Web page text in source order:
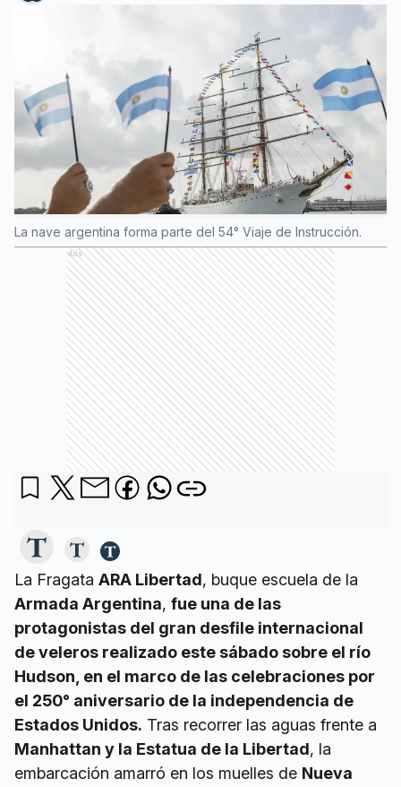
La nave argentina forma parte del 54° Viaje de Instrucción.
Ads
La Fragata ARA Libertad, buque escuela de la
Armada Argentina, fue una de las
protagonistas del gran desfile internacional
de veleros realizado este sábado sobre el río
Hudson, en el marco de las celebraciones por
el 250° aniversario de la independencia de
Estados Unidos. Tras recorrer las aguas frente a
Manhattan y la Estatua de la Libertad, la
embarcación amarró en los muelles de Nueva